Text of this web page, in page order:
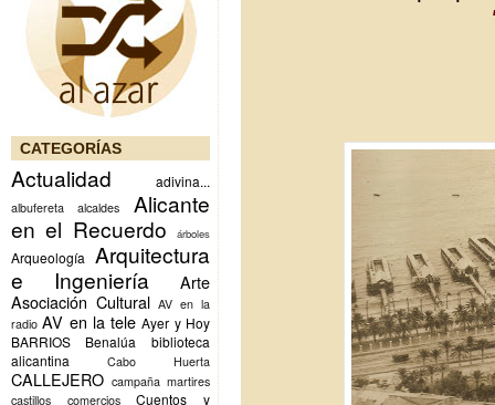
CATEGORÍAS
Actualidad adivina...
albufereta alcaldes
Alicante
en el Recuerdo
árboles
Arqueología Arquitectura
e Ingeniería
Arte
Asociación Cultural AV en la
radio AV en la tele Ayer y Hoy
BARRIOS
Benalúa
biblioteca
alicantina
Cabo Huerta
CALLEJERO campaña martires
castillos
comercios
Cuentos y